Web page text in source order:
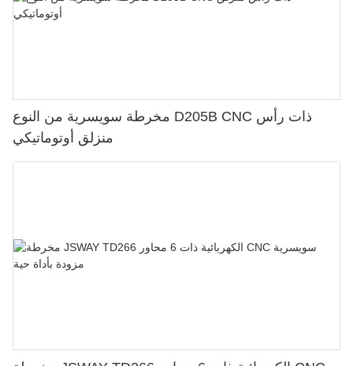
مخرطة سويسرية من النوع D205B CNC ذات رأس
منزلق أوتوماتيكي